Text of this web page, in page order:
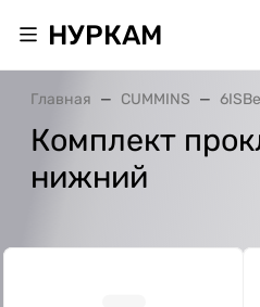
НУРКАМ
Главная CUMMINS
Комплект
нижний